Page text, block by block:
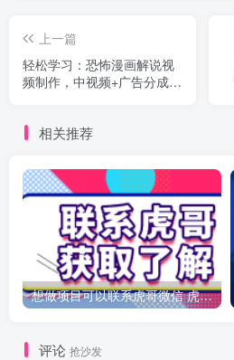
上一篇
轻松学习：恐怖漫画解说视
频制作，中视频+广告分成，
相关推荐
想做项目可以联系虎哥微信 虎哥一对一解答并且远程视频教学
评论 抢沙发